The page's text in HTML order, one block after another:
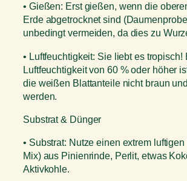
• Gießen: Erst gießen, wenn die
Erde abgetrocknet sind
unbedingt vermeiden, da dies zu
• Luftfeuchtigkeit: Sie liebt es tropisch!
Luftfeuchtigkeit von 60 % oder höher
die weißen Blattanteile nicht braun
werden.
Substrat & Dünger
• Substrat: Nutze einen extrem
Mix) aus Pinienrinde, Perlit, etwas
Aktivkohle.